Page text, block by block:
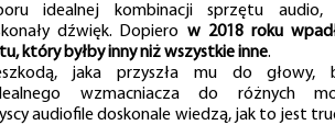
idealnej kombinacji sprzętu audio,
dźwięk. Dopiero w 2018 roku
który byłby inny niż wszystkie inne.
jaka przyszła mu do głowy,
wzmacniacza do różnych
audiofile doskonale wiedzą, jak to jest